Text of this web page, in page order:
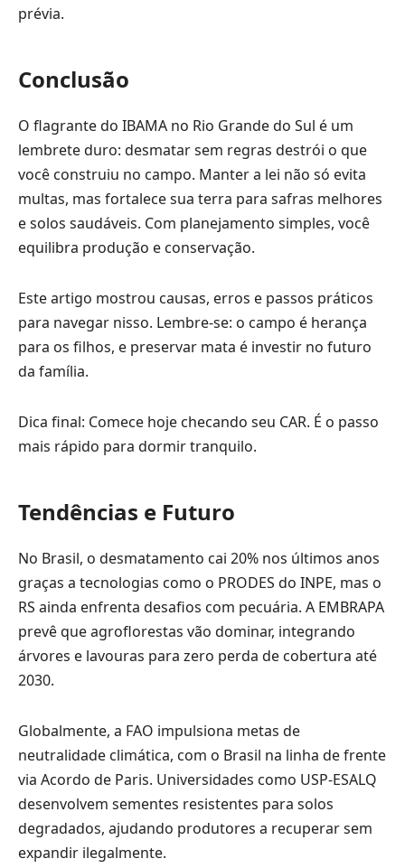
prévia.
Conclusão
O flagrante do IBAMA no Rio Grande do Sul é um
lembrete duro: desmatar sem regras destrói o que
você construiu no campo. Manter a lei não só evita
multas, mas fortalece sua terra para safras melhores
e solos saudáveis. Com planejamento simples, você
equilibra produção e conservação.
Este artigo mostrou causas, erros e passos práticos
para navegar nisso. Lembre-se: o campo é herança
para os filhos, e preservar mata é investir no futuro
da família.
Dica final: Comece hoje checando seu CAR. É o passo
mais rápido para dormir tranquilo.
Tendências e Futuro
No Brasil, o desmatamento cai 20% nos últimos anos
graças a tecnologias como o PRODES do INPE, mas o
RS ainda enfrenta desafios com pecuária. A EMBRAPA
prevê que agroflorestas vão dominar, integrando
árvores e lavouras para zero perda de cobertura até
2030.
Globalmente, a FAO impulsiona metas de
neutralidade climática, com o Brasil na linha de frente
via Acordo de Paris. Universidades como USP-ESALQ
desenvolvem sementes resistentes para solos
degradados, ajudando produtores a recuperar sem
expandir ilegalmente.